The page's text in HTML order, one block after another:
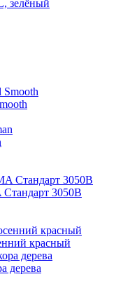
зелёный
3050B
красный
дерева